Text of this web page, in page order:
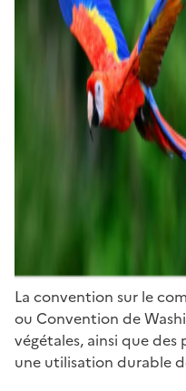
La convention sur le
ou Convention de
végétales, ainsi que
une utilisation durable